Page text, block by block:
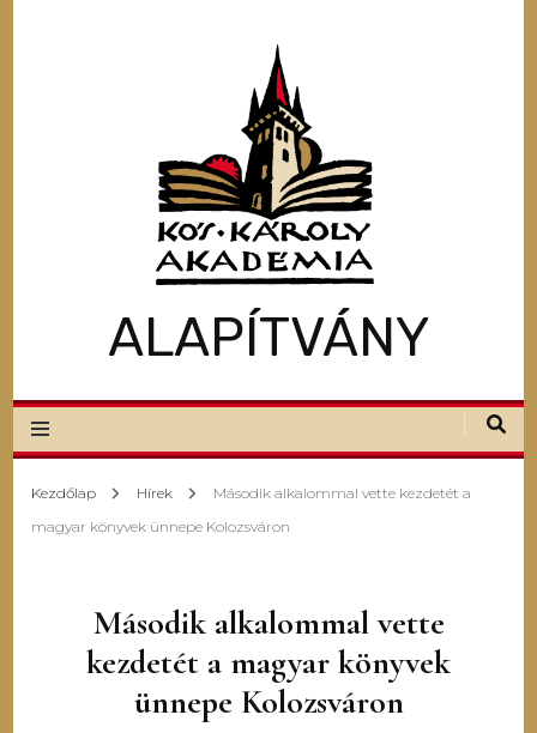
ALAPÍTVÁNY
Kezdőlap Hírek
Második alkalommal vette kezdetét a
magyar könyvek ünnepe Kolozsváron
Második alkalommal vette
kezdetét a magyar könyvek
ünnepe Kolozsváron